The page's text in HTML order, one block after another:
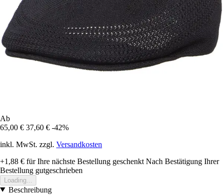
Ab
65,00 € 37,60 € -42%
inkl. MwSt. zzgl. Versandkosten
+1,88 € für Ihre nächste Bestellung geschenkt Nach Bestätigung Ihrer
Bestellung gutgeschrieben
Loading...
Beschreibung